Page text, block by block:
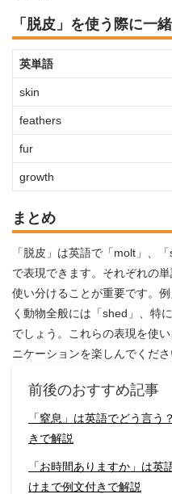
「脱皮」を使う際に一
英単語
skin
feathers
fur
growth
まとめ
「脱皮」は英語で「molt」、
で表現できます。それぞれの
使い分けることが重要です。
く動物全般には「shed」、特
でしょう。これらの表現を使
ニケーションを楽しんでくださ
前後のおすすめ記事
「窒息」は英語でどう言
きで解説
「お時間ありますか」は
けまで例文付きで解説